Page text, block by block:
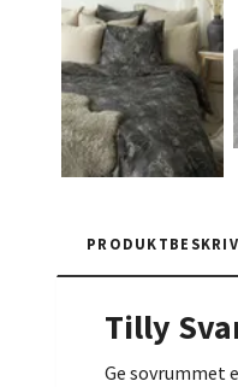
Tilly
Ge sovrummet